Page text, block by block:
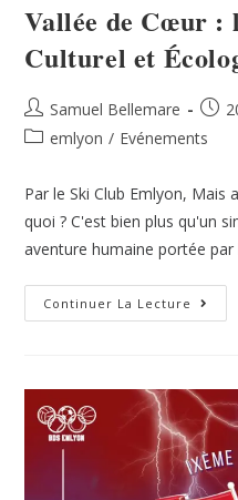
Vallée de Cœur :
Culturel et
Samuel Bellemare
emlyon / Evénements
Par le Ski Club Emlyon,
quoi ? C'est bien plus qu'un
aventure humaine portée par
Continuer La Lecture